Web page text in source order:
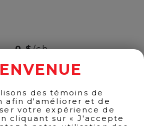
0 $/ch
des témoins de
afin d'améliorer et de
votre expérience de
cliquant sur « J'accepte